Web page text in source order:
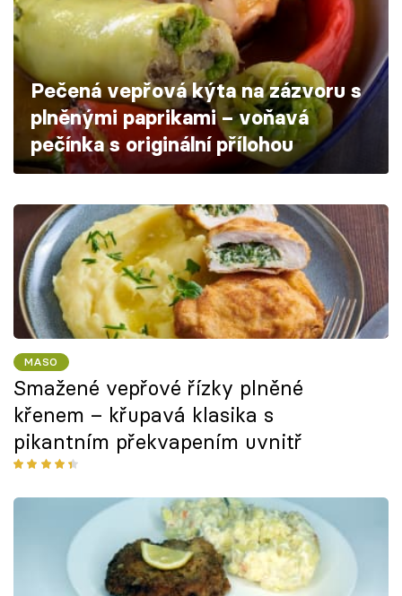
Škola vaření
Recepty z TV
Speciál: Cuketa
Těhotnej kuchař
Přihlášení
Sledujte nás
Pečená vepřová kýta na zázvoru s
plněnými paprikami – voňavá
pečínka s originální přílohou
MASO
Smažené vepřové řízky plněné
křenem – křupavá klasika s
pikantním překvapením uvnitř